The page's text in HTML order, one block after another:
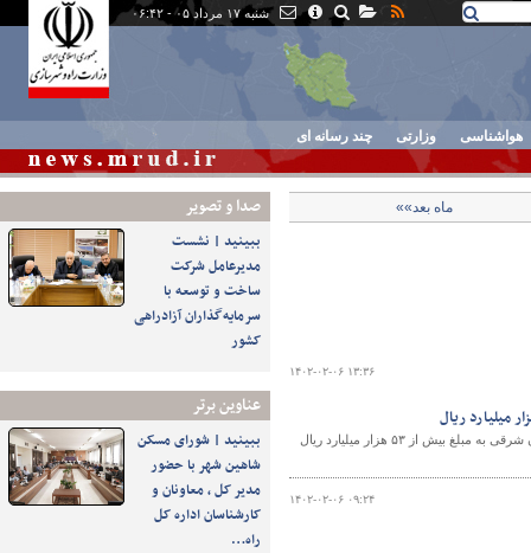
شنبه ۱۷ مرداد ۰۵ - ۰۶:۴۲
هواشناسی وزارتی چند رسانه ای
صدا و تصوير
ببینید | نشست
مدیرعامل شرکت
ساخت و توسعه با
سرمایه‌گذاران آزادراهی
کشور
عناوین برتر
ببینید | شورای مسکن
شاهین شهر با حضور
مدیر کل ، معاونان و
کارشناسان اداره کل
راه…
ماه بعد»»
۱۴۰۲-۰۲-۰۶ ۱۳:۳۶
عضو هیات مدیره بانک مسکن گفت: قرارداد واحدهای نهضت ملی مسکن استان آذربایجان شرقی به مبلغ بیش از ۵۳ هزار میلیارد ریال
۱۴۰۲-۰۲-۰۶ ۰۹:۲۴